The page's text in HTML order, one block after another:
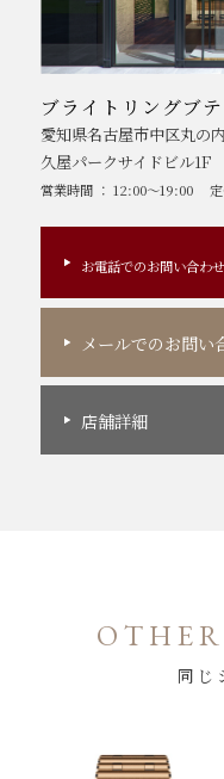
ブライトリングブ
愛知県名古屋市中区丸の
久屋パークサイドビル1F
営業時間 ： 12:00～19:00
お電話でのお問い合わせ
メールでのお問い
店舗詳細
同じ